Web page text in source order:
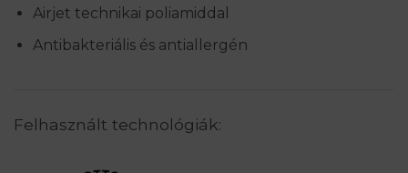
Airjet technikai poliamiddal
Antibakteriális és antiallergén
Felhasznált technológiák: